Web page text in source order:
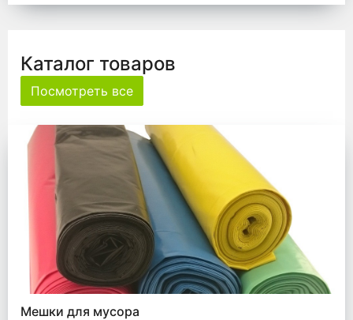
Каталог товаров
Посмотреть все
Мешки для мусора